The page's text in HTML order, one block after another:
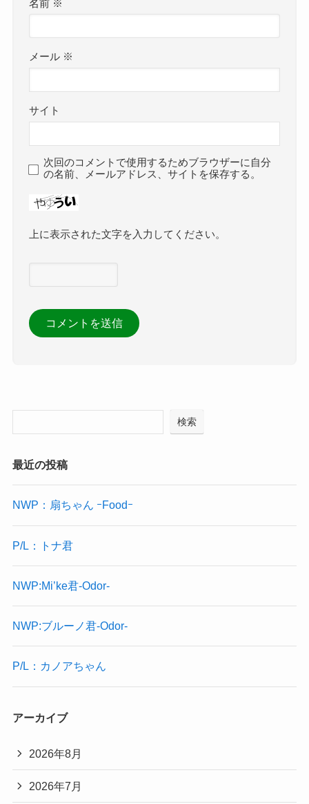
名前 ※
メール ※
サイト
次回のコメントで使用するためブラウザーに自分
の名前、メールアドレス、サイトを保存する。
上に表示された文字を入力してください。
検索
最近の投稿
NWP：扇ちゃん ｰFoodｰ
P/L：トナ君
NWP:Mi’ke君-Odor-
NWP:ブルーノ君-Odor-
P/L：カノアちゃん
アーカイブ
2026年8月
2026年7月